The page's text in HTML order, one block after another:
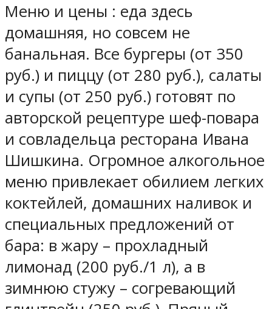
Меню и цены : еда здесь
домашняя, но совсем не
банальная. Все бургеры (от 350
руб.) и пиццу (от 280 руб.), салаты
и супы (от 250 руб.) готовят по
авторской рецептуре шеф-повара
и совладельца ресторана Ивана
Шишкина. Огромное алкогольное
меню привлекает обилием легких
коктейлей, домашних наливок и
специальных предложений от
бара: в жару – прохладный
лимонад (200 руб./1 л), а в
зимнюю стужу – согревающий